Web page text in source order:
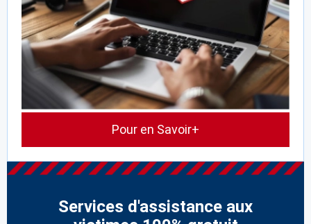
Pour en Savoir+
Services d'assistance aux